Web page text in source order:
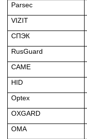
Parsec
VIZIT
СПЭК
RusGuard
CAME
HID
Optex
OXGARD
ОМА